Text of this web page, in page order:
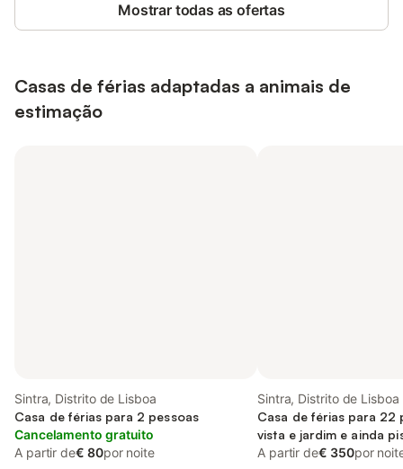
Mostrar todas as ofertas
Casas de férias adaptadas a animais de
estimação
Sintra, Distrito de Lisboa
Casa de férias para 2 pessoas
Cancelamento gratuito
A partir de€ 80por noite
Sintra, Distrito de Lisboa
Casa de férias para 22
vista e jardim e ainda
animais de estimação
A partir de€ 350por